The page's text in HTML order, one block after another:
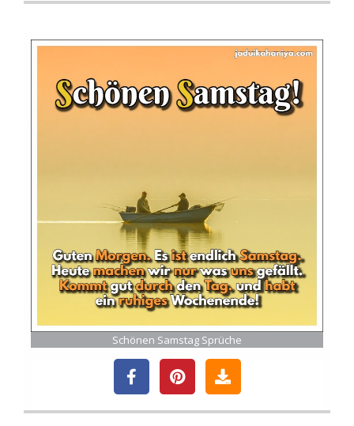
Schönen Samstag Sprüche